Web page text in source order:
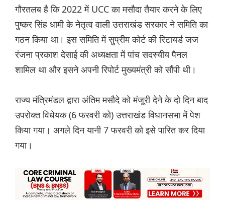
गौरतलब है कि 2022 में UCC का मसौदा तैयार करने के लिए
पुष्कर सिंह धामी के नेतृत्व वाली उत्तराखंड सरकार ने समिति का
गठन किया था। इस समिति में सुप्रीम कोर्ट की रिटायर्ड जज
रंजना प्रकाश देसाई की अध्यक्षता में पांच सदस्यीय पैनल
शामिल था और इसने अपनी रिपोर्ट मुख्यमंत्री को सौंपी थी।
राज्य मंत्रिमंडल द्वारा अंतिम मसौदे को मंजूरी देने के दो दिन बाद
उपरोक्त विधेयक (6 फरवरी को) उत्तराखंड विधानसभा में पेश
किया गया। अगले दिन यानी 7 फरवरी को इसे पारित कर दिया
गया।